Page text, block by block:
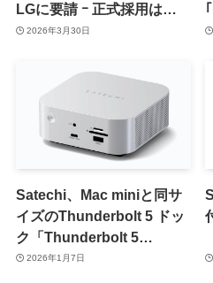
LGに要請 ｰ 正式採用は
2029〜2030年頃か
2026年3月30日
Satechi、Mac miniと同サ
イズのThunderbolt 5 ドッ
ク「Thunderbolt 5
CubeDock with SSD
2026年1月7日